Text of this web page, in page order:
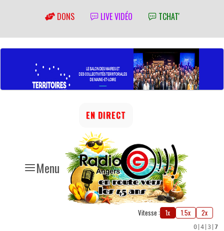
DONS LIVE VIDÉO TCHAT'
Menu
EN DIRECT
Vitesse : 1x 1.5x 2x
0 4 3 7